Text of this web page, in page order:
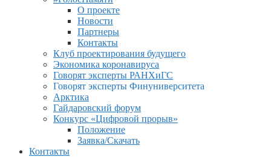
О проекте
Новости
Партнеры
Контакты
Клуб проектирования будущего
Экономика коронавируса
Говорят эксперты РАНХиГС
Говорят эксперты Финуниверситета
Арктика
Гайдаровский форум
Конкурс «Цифровой прорыв»
Положение
Заявка/Скачать
Контакты